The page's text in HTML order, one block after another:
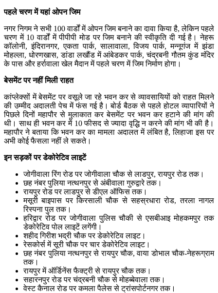
पहले चरण में यहां ओपन जिम
नगर निगम ने सभी 100 वार्डों में ओपन जिम बनाने का दावा किया है, लेकिन पहले
चरण में 10 वार्डों में पीपीपी मोड पर जिम बनाने की स्वीकृति दी गई है। नेहरू
कॉलोनी, इंदिरानगर, एकता पार्क, सालावाला, विजय पार्क, मन्नूगंज में झंडा
मोहल्ला, धोरणखास, डांडा लखौंड में आंबेडकर पार्क, चंद्रबनी गौतम कुंड मंदिर
के पास और हर्रावाला खेल मैदान में पहले चरण में जिम निर्माण होगा।
बेसमेंट पर नहीं मिली राहत
कांप्लेक्सों में बेसमेंट पर वसूले जा रहे भवन कर से व्यावसायियों को राहत मिलने
की उम्मीद अदालती पेच में फंस गई है। बोर्ड बैठक से पहले होटल व्यापारियों ने
पिछले दिनों महापौर से मुलाकात कर बेसमेंट पर भवन कर हटाने की मांग की
थी। साथ ही भवन कर में 10 फीसद से ज्यादा वृद्धि न करने की मांग भी की है।
महापौर ने बताया कि भवन कर का मामला अदालत में लंबित है, लिहाजा इस पर
अभी कोई फैसला नहीं ले सकते।
इन सड़कों पर डेकोरेटिव लाइटें
जोगीवाला रिंग रोड पर जोगीवाला चौक से लाडपुर, रायपुर रोड तक।
छह नंबर पुलिया नत्थनपुर से अंबीवाला गुरुद्वारे तक।
रायपुर रोड पर लाडपुर से डीएल ऑफिस तक।
मसूरी बाइपास पर किरसाली चौक से सहस्रधारा रोड, तरला नागल
रिस्पना पुल तक।
हरिद्वार रोड पर जोगीवाला पुलिस चौकी से एसबीआइ मोहकमपुर तक
डेकोरेटिव पोल लाइटें लगेंगी।
शहीद गिरीश भद्री चौक पर डेकोरेटिव लाइट।
रेसकोर्स में सूरी चौक पर चार डेकोरेटिव लाइट।
छह नंबर पुलिया नत्थनपुर से रायपुर चौक, वाया डोभाल चौक-नेहरूग्राम
तक।
रायपुर में ऑर्डिनेंस फैक्ट्री से रायपुर चौक तक।
सहारनपुर रोड पर चंद्रबनी चौक से मोहब्बेवाला तक।
वेस्ट कैनाल रोड पर कमला पैलेस से ट्रांसपोर्टनगर तक।